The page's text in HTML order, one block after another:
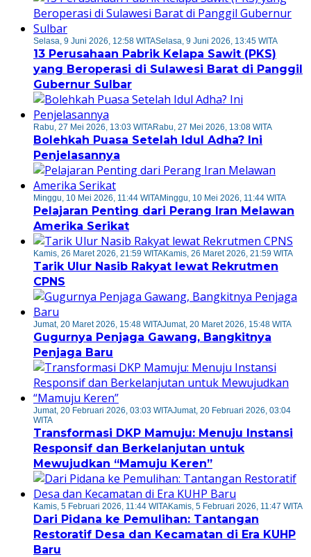
Selasa, 9 Juni 2026, 12:58 WITASelasa, 9 Juni 2026, 13:45 WITA
13 Perusahaan Pabrik Kelapa Sawit (PKS)
yang Beroperasi di Sulawesi Barat di Panggil
Gubernur Sulbar
Rabu, 27 Mei 2026, 13:03 WITARabu, 27 Mei 2026, 13:08 WITA
Bolehkah Puasa Setelah Idul Adha? Ini
Penjelasannya
Minggu, 10 Mei 2026, 11:44 WITAMinggu, 10 Mei 2026, 11:44 WITA
Pelajaran Penting dari Perang Iran Melawan
Amerika Serikat
Kamis, 26 Maret 2026, 21:59 WITAKamis, 26 Maret 2026, 21:59 WITA
Tarik Ulur Nasib Rakyat lewat Rekrutmen
CPNS
Jumat, 20 Maret 2026, 15:48 WITAJumat, 20 Maret 2026, 15:48 WITA
Gugurnya Penjaga Gawang, Bangkitnya
Penjaga Baru
Jumat, 20 Februari 2026, 03:03 WITAJumat, 20 Februari 2026, 03:04
WITA
Transformasi DKP Mamuju: Menuju Instansi
Responsif dan Berkelanjutan untuk
Mewujudkan “Mamuju Keren”
Kamis, 5 Februari 2026, 11:44 WITAKamis, 5 Februari 2026, 11:47 WITA
Dari Pidana ke Pemulihan: Tantangan
Restoratif Desa dan Kecamatan di Era KUHP
Baru